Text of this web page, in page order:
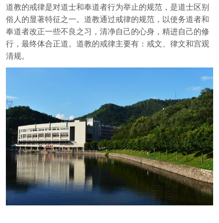
道教的戒律是对道士和奉道者行为举止的规范，是道士区别
俗人的显著特征之一。道教通过戒律的规范，以使务道者和
奉道者改正一些不良之习，清净自己的心身，精进自己的修
行，最终体合正道。道教的戒律主要有：戒文、律文和宫观
清规。